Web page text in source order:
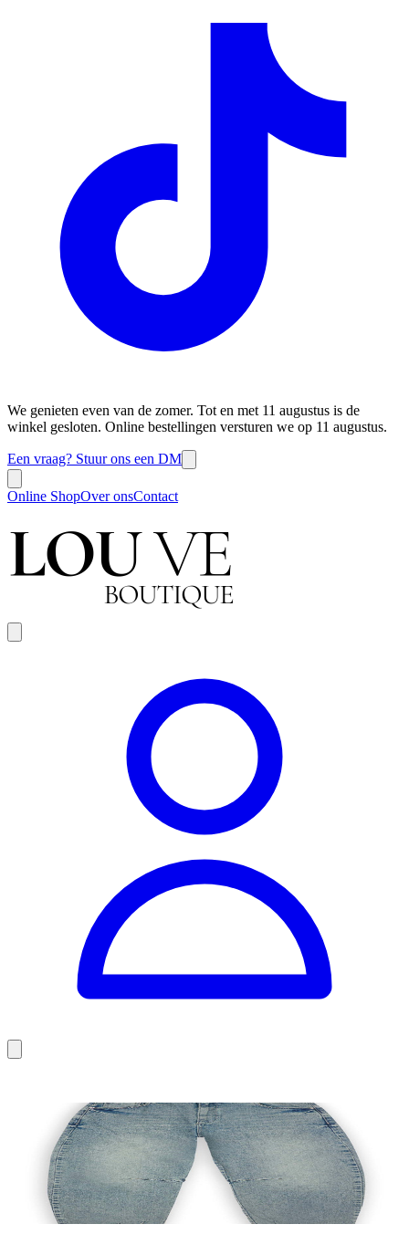
We genieten even van de zomer. Tot en met 11 augustus is de
winkel gesloten. Online bestellingen versturen we op 11 augustus.
Een vraag? Stuur ons een DM
Online ShopOver onsContact